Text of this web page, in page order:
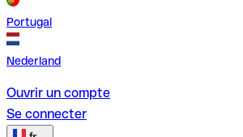
Portugal
Nederland
Ouvrir un compte
Se connecter